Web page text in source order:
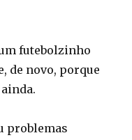
futebolzinho
de novo, porque
problemas